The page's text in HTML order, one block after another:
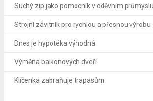
Suchý zip jako pomocník v oděvním průmyslu
Strojní závitník pro rychlou a přesnou výrobu
Dnes je hypotéka výhodná
Výměna balkonových dveří
Klíčenka zabraňuje trapasům